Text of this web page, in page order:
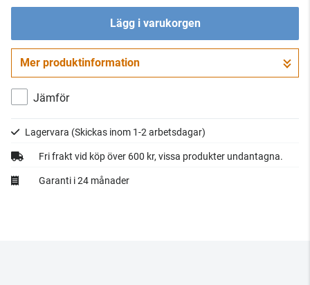
Lägg i varukorgen
Gå till kassan
Mer produktinformation
Jämför
Lagervara (Skickas inom 1-2 arbetsdagar)
Fri frakt vid köp över 600 kr, vissa produkter undantagna.
Garanti i 24 månader